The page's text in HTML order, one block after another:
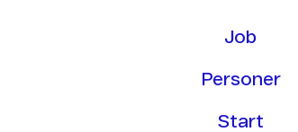
Job
Personer
Start